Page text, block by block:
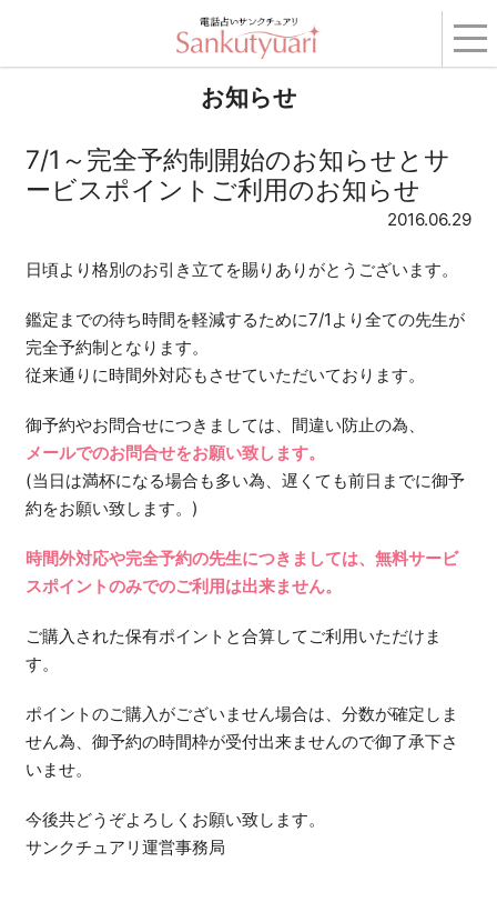
お知らせ› 7/1～完全予約制開始のお知らせとサービスポイン
お知らせ
7/1～完全予約制開始のお知らせとサ
ービスポイントご利用のお知らせ
2016.06.29
日頃より格別のお引き立てを賜りありがとうございます。
鑑定までの待ち時間を軽減するために7/1より全ての先生が
完全予約制となります。
従来通りに時間外対応もさせていただいております。
御予約やお問合せにつきましては、間違い防止の為、
メールでのお問合せをお願い致します。
(当日は満杯になる場合も多い為、遅くても前日までに御予
約をお願い致します。)
時間外対応や完全予約の先生につきましては、無料サービ
スポイントのみでのご利用は出来ません。
ご購入された保有ポイントと合算してご利用いただけま
す。
ポイントのご購入がございません場合は、分数が確定しま
せん為、御予約の時間枠が受付出来ませんので御了承下さ
いませ。
今後共どうぞよろしくお願い致します。
サンクチュアリ運営事務局